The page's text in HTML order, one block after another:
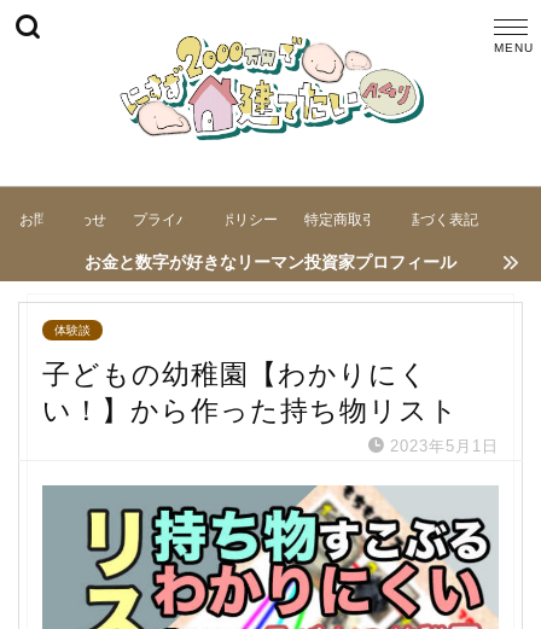
お問い合わせ プライバシーポリシー 特定商取引法に基づく表記
お金と数字が好きなリーマン投資家プロフィール
体験談
子どもの幼稚園【わかりにく
い！】から作った持ち物リスト
2023年5月1日